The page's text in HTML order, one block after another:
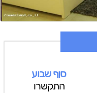
סןף שבוע
התקשרו